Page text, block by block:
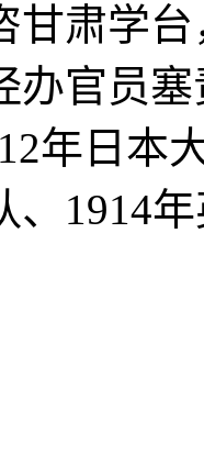
甘肃学
办官员
年日本
、1914